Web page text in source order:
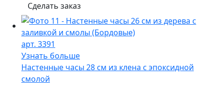
Сделать заказ
арт. 3391
Узнать больше
Настенные часы 28 см из клена с эпоксидной
смолой